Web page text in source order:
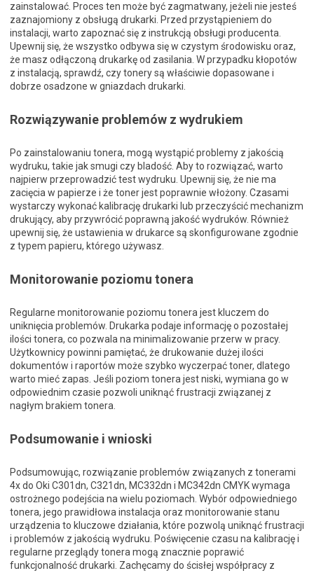
zainstalować. Proces ten może być zagmatwany, jeżeli nie jesteś
zaznajomiony z obsługą drukarki. Przed przystąpieniem do
instalacji, warto zapoznać się z instrukcją obsługi producenta.
Upewnij się, że wszystko odbywa się w czystym środowisku oraz,
że masz odłączoną drukarkę od zasilania. W przypadku kłopotów
z instalacją, sprawdź, czy tonery są właściwie dopasowane i
dobrze osadzone w gniazdach drukarki.
Rozwiązywanie problemów z wydrukiem
Po zainstalowaniu tonera, mogą wystąpić problemy z jakością
wydruku, takie jak smugi czy bladość. Aby to rozwiązać, warto
najpierw przeprowadzić test wydruku. Upewnij się, że nie ma
zacięcia w papierze i że toner jest poprawnie włożony. Czasami
wystarczy wykonać kalibrację drukarki lub przeczyścić mechanizm
drukujący, aby przywrócić poprawną jakość wydruków. Również
upewnij się, że ustawienia w drukarce są skonfigurowane zgodnie
z typem papieru, którego używasz.
Monitorowanie poziomu tonera
Regularne monitorowanie poziomu tonera jest kluczem do
uniknięcia problemów. Drukarka podaje informację o pozostałej
ilości tonera, co pozwala na minimalizowanie przerw w pracy.
Użytkownicy powinni pamiętać, że drukowanie dużej ilości
dokumentów i raportów może szybko wyczerpać toner, dlatego
warto mieć zapas. Jeśli poziom tonera jest niski, wymiana go w
odpowiednim czasie pozwoli uniknąć frustracji związanej z
nagłym brakiem tonera.
Podsumowanie i wnioski
Podsumowując, rozwiązanie problemów związanych z tonerami
4x do Oki C301dn, C321dn, MC332dn i MC342dn CMYK wymaga
ostrożnego podejścia na wielu poziomach. Wybór odpowiedniego
tonera, jego prawidłowa instalacja oraz monitorowanie stanu
urządzenia to kluczowe działania, które pozwolą uniknąć frustracji
i problemów z jakością wydruku. Poświęcenie czasu na kalibrację i
regularne przeglądy tonera mogą znacznie poprawić
funkcjonalność drukarki. Zachęcamy do ścisłej współpracy z